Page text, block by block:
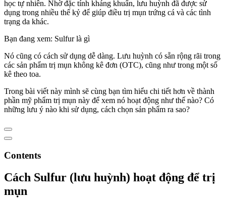
học tự nhiên. Nhờ đặc tính kháng khuẩn, lưu huỳnh đã được sử
dụng trong nhiều thế kỷ để giúp điều trị mụn trứng cá và các tình
trạng da khác.
Bạn đang xem: Sulfur là gì
Nó cũng có cách sử dụng dễ dàng. Lưu huỳnh có sẵn rộng rãi trong
các sản phẩm trị mụn không kê đơn (OTC), cũng như trong một số
kê theo toa.
Trong bài viết này mình sẽ cùng bạn tìm hiểu chi tiết hơn về thành
phần mỹ phẩm trị mụn này để xem nó hoạt động như thế nào? Có
những lưu ý nào khi sử dụng, cách chọn sản phẩm ra sao?
Contents
Cách Sulfur (lưu huỳnh) hoạt động để trị
mụn